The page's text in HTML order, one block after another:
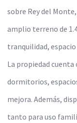
sobre Rey del
amplio terreno de
tranquilidad,
La propiedad cuenta
dormitorios,
mejora. Además,
tanto para uso